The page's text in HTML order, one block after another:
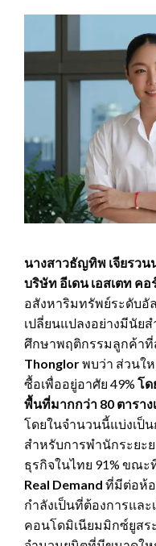
นางสาวธัญทิพ เจียรว
บริษัท อีเดน เอสเตท ค
อสังหาริมทรัพย์ระดับอั
เปลี่ยนแปลงอย่างมีนัย
ศึกษาพฤติกรรมลูกค้าที่
Thonglorพบว่า ส่วนใ
ซื้อเพื่ออยู่อาศัย 49% โ
พื้นที่มากกว่า 80 ตารา
โดยในจำนวนนี้แบ่งเป็
สำหรับการพำนักระยะย
ธุรกิจในไทย 91% ขณะ
Real Demand ที่มีต่อห้
กำลังเป็นที่ต้องการแล
คอนโดมิเนียมมิกซ์ยูส